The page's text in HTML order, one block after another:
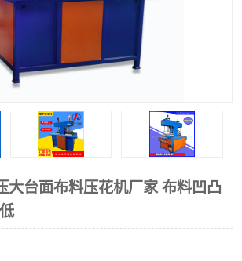
大台面布料压花机厂家 布料凹凸